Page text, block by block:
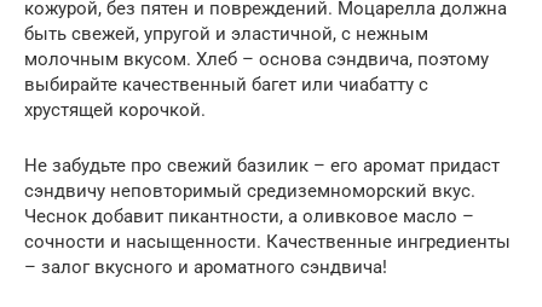
кожурой, без пятен и повреждений. Моцарелла должна
быть свежей, упругой и эластичной, с нежным
молочным вкусом. Хлеб – основа сэндвича, поэтому
выбирайте качественный багет или чиабатту с
хрустящей корочкой.
Не забудьте про свежий базилик – его аромат придаст
сэндвичу неповторимый средиземноморский вкус.
Чеснок добавит пикантности, а оливковое масло –
сочности и насыщенности. Качественные ингредиенты
– залог вкусного и ароматного сэндвича!